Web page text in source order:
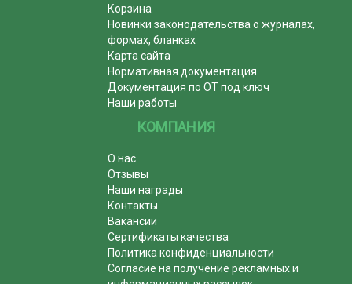
Корзина
Новинки законодательства о журналах,
формах, бланках
Карта сайта
Нормативная документация
Документация по ОТ под ключ
Наши работы
КОМПАНИЯ
О нас
Отзывы
Наши награды
Контакты
Вакансии
Сертификаты качества
Политика конфиденциальности
Согласие на получение рекламных и